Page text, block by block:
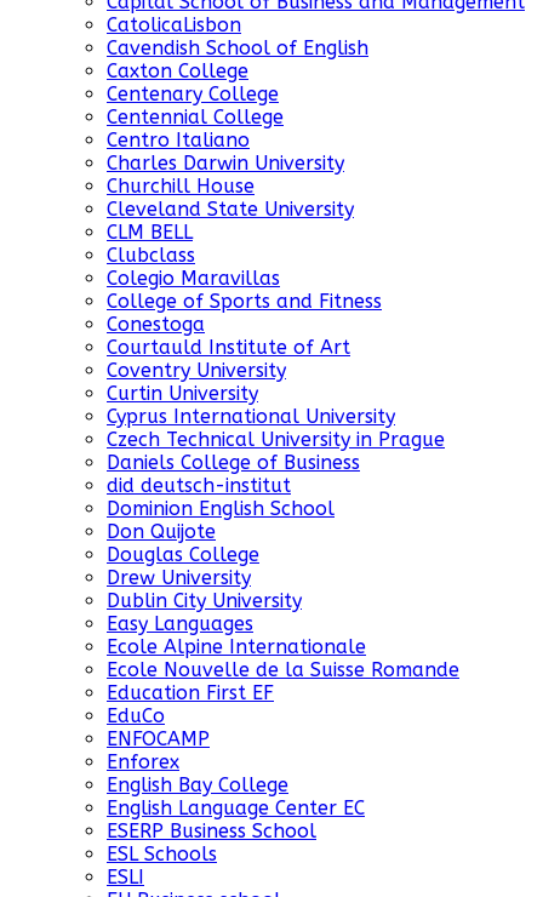
CatolicaLisbon
Cavendish School of English
Caxton College
Centenary College
Centennial College
Centro Italiano
Charles Darwin University
Churchill House
Cleveland State University
CLM BELL
Clubclass
Colegio Maravillas
College of Sports and Fitness
Conestoga
Courtauld Institute of Art
Coventry University
Curtin University
Cyprus International University
Czech Technical University in Prague
Daniels College of Business
did deutsch-institut
Dominion English School
Don Quijote
Douglas College
Drew University
Dublin City University
Easy Languages
Ecole Alpine Internationale
Ecole Nouvelle de la Suisse Romande
Education First EF
EduCo
ENFOCAMP
Enforex
English Bay College
English Language Center EC
ESERP Business School
ESL Schools
ESLI